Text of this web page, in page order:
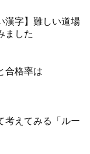
漢字】難しい道場
ました
合格率は
考えてみる「ルー